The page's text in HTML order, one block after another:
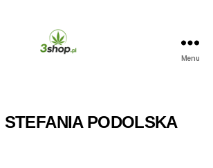
Menu
STEFANIA PODOLSKA